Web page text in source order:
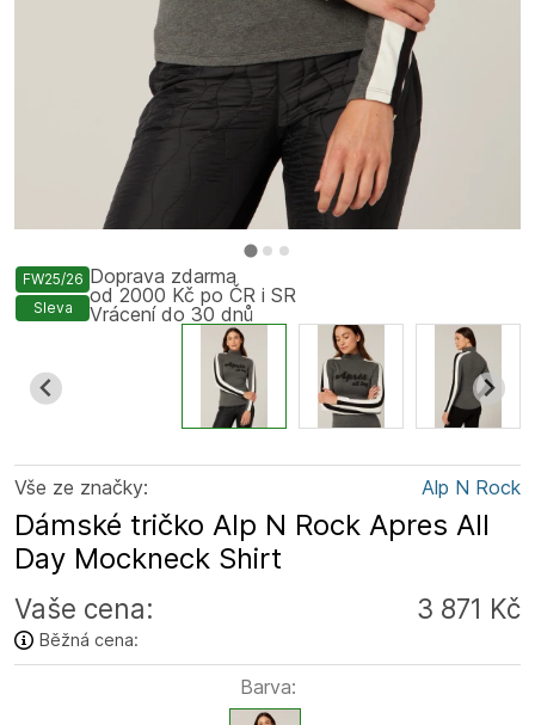
FW25/26
Sleva
Vše ze značky: Alp N Rock
Dámské tričko Alp N Rock Apres All
Day Mockneck Shirt
Vaše cena: 3 871 Kč
Běžná cena:
Barva:
Doprava zdarma
od 2000 Kč po ČR i SR
Vrácení do 30 dnů